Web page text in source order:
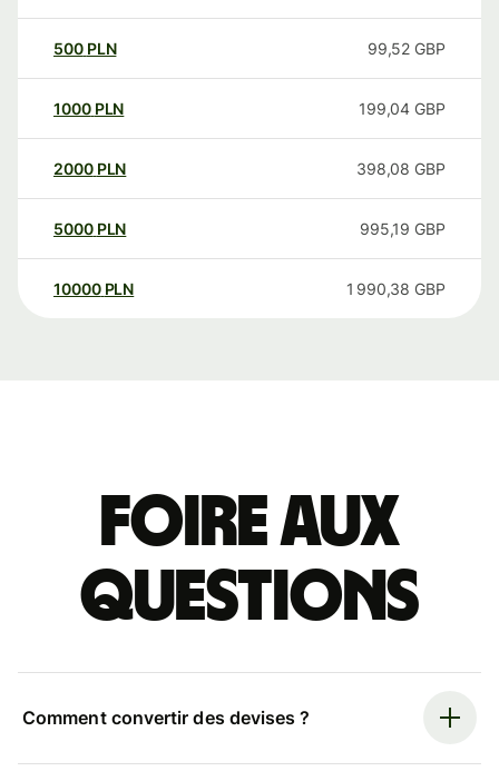
500 PLN 99,52 GBP
1000 PLN 199,04 GBP
2000 PLN 398,08 GBP
5000 PLN 995,19 GBP
10000 PLN 1 990,38 GBP
Foire aux
questions
Comment convertir des devises ?